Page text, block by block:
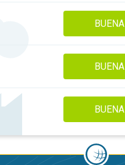
BUENA
BUENA
BUENA